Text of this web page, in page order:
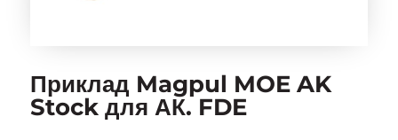
Приклад Magpul MOE AK
Stock для АК. FDE